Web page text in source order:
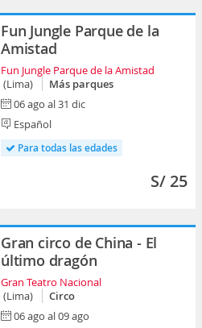
Fun Jungle Parque de la
Amistad
Fun Jungle Parque de la Amistad
(Lima)
Más parques
06 ago al 31 dic
Español
Para todas las edades
S/ 25
Gran circo de China - El
último dragón
Gran Teatro Nacional
(Lima)
Circo
06 ago al 09 ago